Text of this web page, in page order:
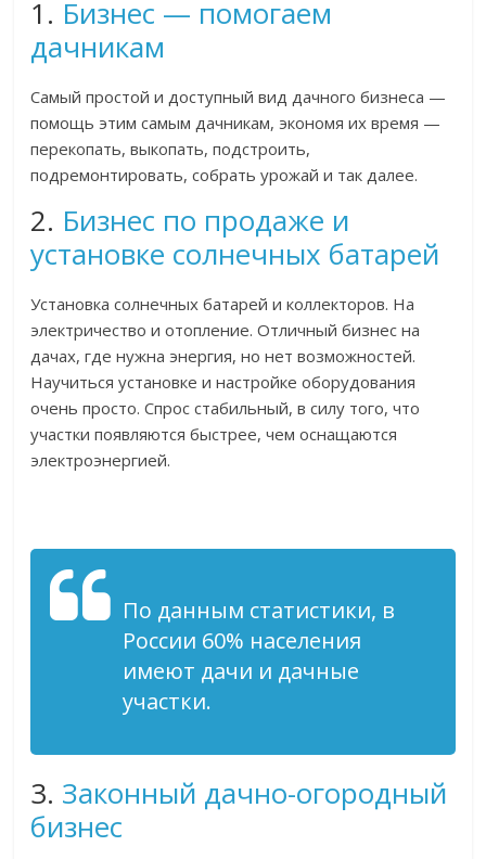
1. Бизнес — помогаем
дачникам
Самый простой и доступный вид дачного бизнеса —
помощь этим самым дачникам, экономя их время —
перекопать, выкопать, подстроить,
подремонтировать, собрать урожай и так далее.
2. Бизнес по продаже и
установке солнечных батарей
Установка солнечных батарей и коллекторов. На
электричество и отопление. Отличный бизнес на
дачах, где нужна энергия, но нет возможностей.
Научиться установке и настройке оборудования
очень просто. Спрос стабильный, в силу того, что
участки появляются быстрее, чем оснащаются
электроэнергией.
По данным статистики, в
России 60% населения
имеют дачи и дачные
участки.
3. Законный дачно-огородный
бизнес